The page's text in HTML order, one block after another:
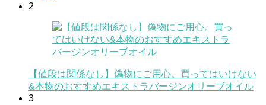
2
【値段は関係なし】偽物にご用心。買ってはいけない
&本物のおすすめエキストラバージンオリーブオイル
3